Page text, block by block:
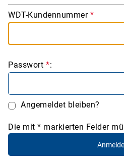
WDT-Kundennummer *
Passwort *:
Angemeldet bleiben?
Die mit * markierten Felder